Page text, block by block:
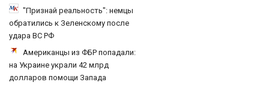
"Признай реальность": немцы
обратились к Зеленскому после
удара ВС РФ
Американцы из ФБР попадали:
на Украине украли 42 млрд
долларов помощи Запада